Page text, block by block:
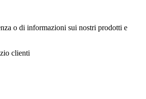
o di informazioni sui nostri prodotti e
clienti